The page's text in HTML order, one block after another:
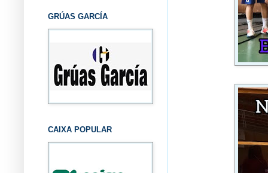
GRÚAS GARCÍA
CAIXA POPULAR